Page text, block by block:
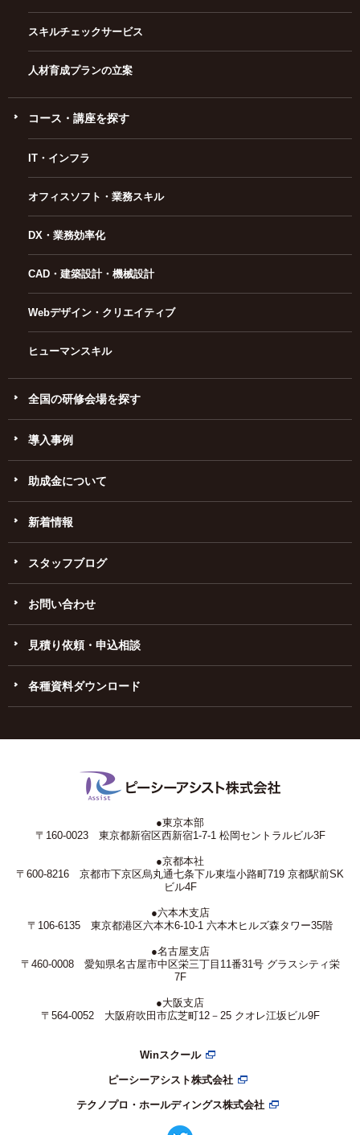
スキルチェックサービス
人材育成プランの立案
コース・講座を探す
IT・インフラ
オフィスソフト・業務スキル
DX・業務効率化
CAD・建築設計・機械設計
Webデザイン・クリエイティブ
ヒューマンスキル
全国の研修会場を探す
導入事例
助成金について
新着情報
スタッフブログ
お問い合わせ
見積り依頼・申込相談
各種資料ダウンロード
●東京本部
〒160-0023 東京都新宿区西新宿1-7-1 松岡セントラルビル3F
●京都本社
〒600-8216 京都市下京区烏丸通七条下ル東塩小路町719 京都駅前SK
ビル4F
●六本木支店
〒106-6135 東京都港区六本木6-10-1 六本木ヒルズ森タワー35階
●名古屋支店
〒460-0008 愛知県名古屋市中区栄三丁目11番31号 グラスシティ栄
7F
●大阪支店
〒564-0052 大阪府吹田市広芝町12－25 クオレ江坂ビル9F
Winスクール
ピーシーアシスト株式会社
テクノプロ・ホールディングス株式会社